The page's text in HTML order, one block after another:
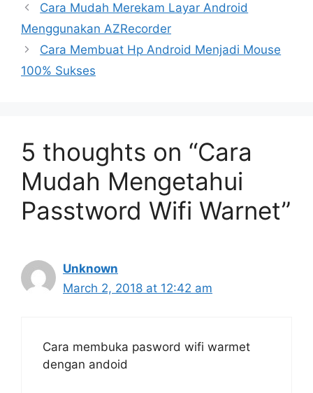
Cara Mudah Merekam Layar Android
Menggunakan AZRecorder
Cara Membuat Hp Android Menjadi Mouse
100% Sukses
5 thoughts on “Cara
Mudah Mengetahui
Passtword Wifi Warnet”
Unknown
March 2, 2018 at 12:42 am
Cara membuka pasword wifi warmet
dengan andoid